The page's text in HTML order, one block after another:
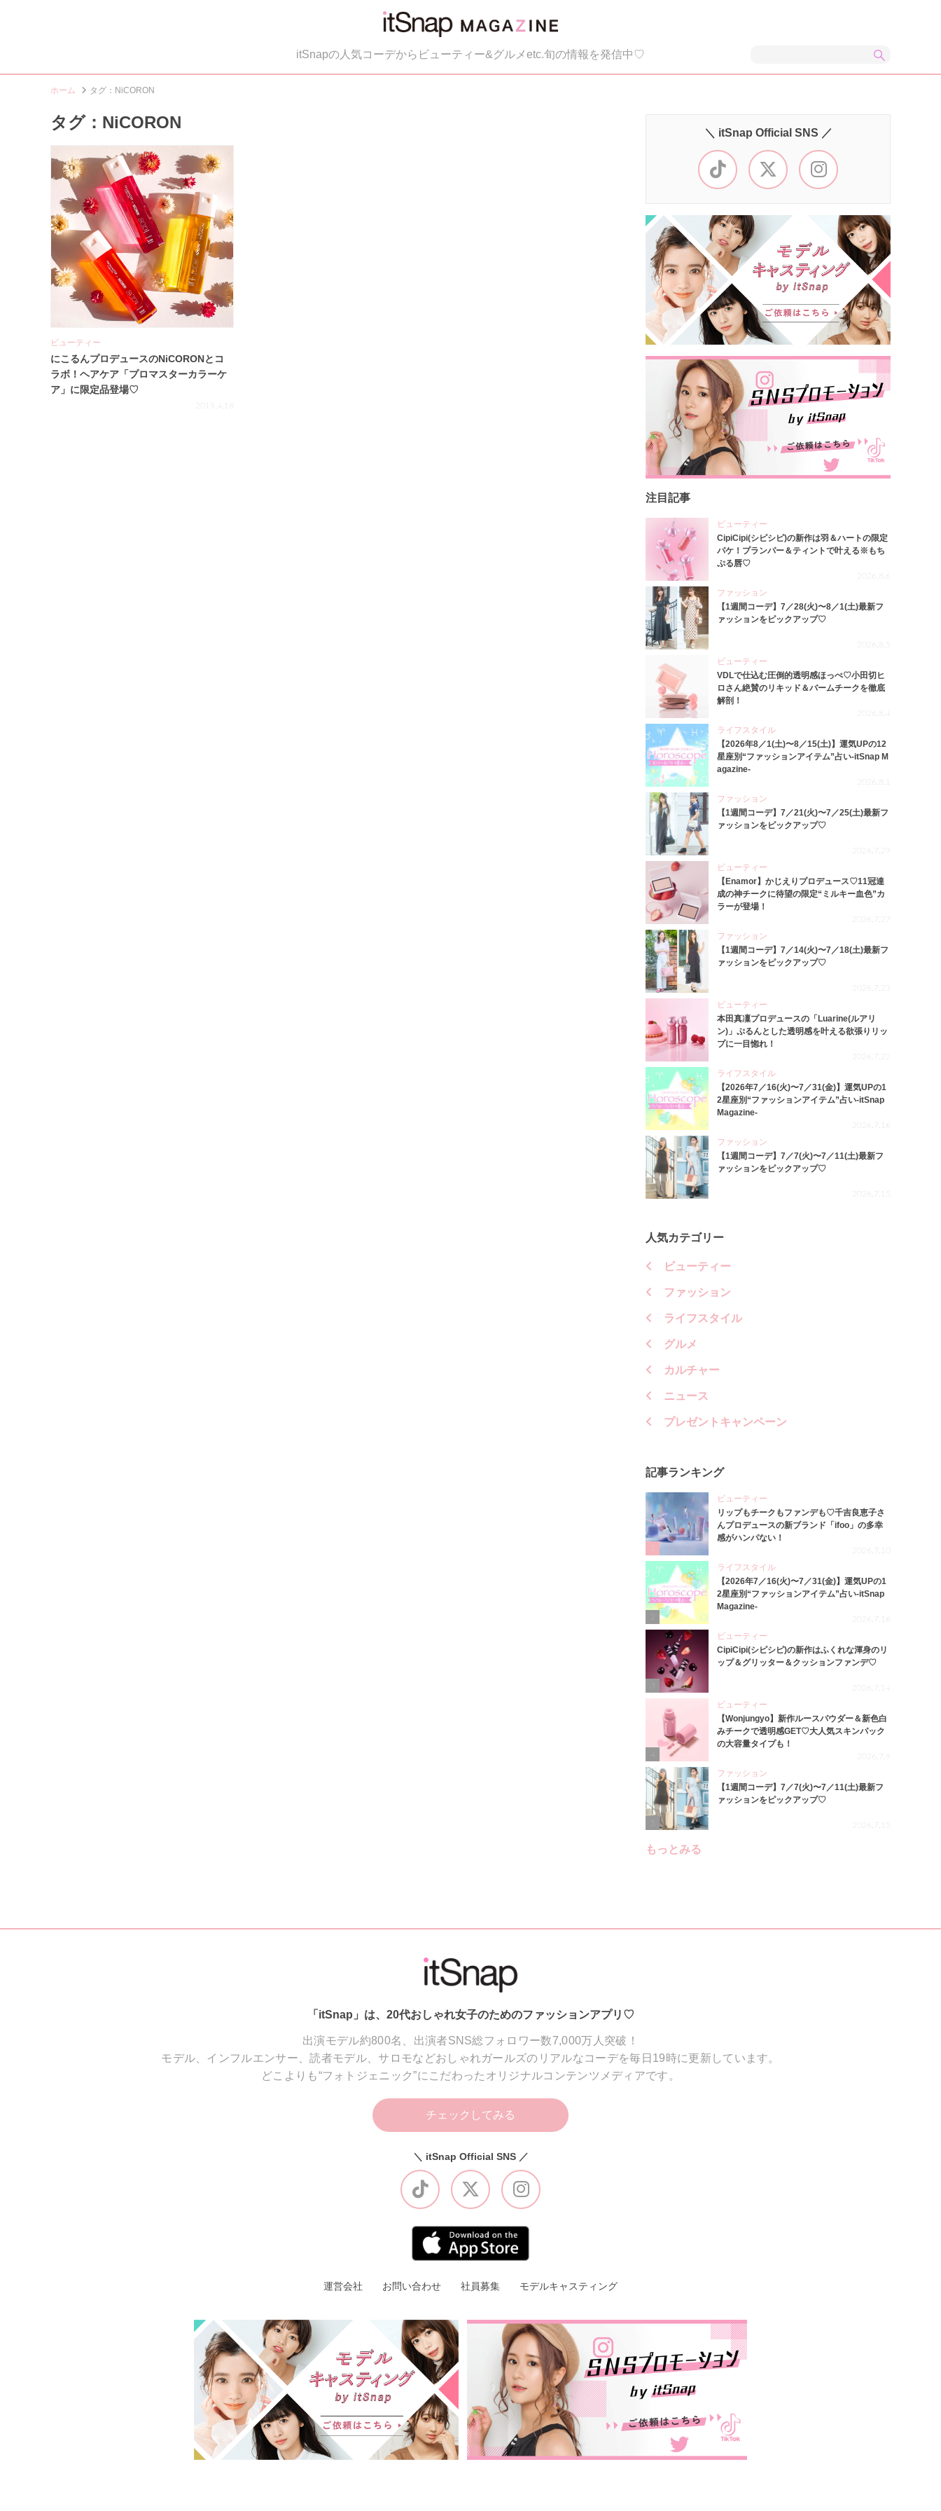
itSnapの人気コーデからビューティー&グルメetc.旬の情報を発信中♡
ホーム タグ：NiCORON
タグ：NiCORON
ビューティー
にこるんプロデュースのNiCORONとコ
ラボ！ヘアケア「プロマスターカラーケ
ア」に限定品登場♡
2019.4.18
＼ itSnap Official SNS ／
注目記事
ビューティー
CipiCipi(シピシピ)の新作は羽＆ハートの限定
パケ！プランパー＆ティントで叶える※もち
ぷる唇♡
2026.8.6
ファッション
【1週間コーデ】7／28(火)〜8／1(土)最新フ
ァッションをピックアップ♡
2026.8.5
ビューティー
VDLで仕込む圧倒的透明感ほっぺ♡小田切ヒ
ロさん絶賛のリキッド＆バームチークを徹底
解剖！
2026.8.4
ライフスタイル
【2026年8／1(土)〜8／15(土)】運気UPの12
星座別“ファッションアイテム”占い-itSnap M
agazine-
2026.8.1
ファッション
【1週間コーデ】7／21(火)〜7／25(土)最新フ
ァッションをピックアップ♡
2026.7.29
ビューティー
【Enamor】かじえりプロデュース♡11冠達
成の神チークに待望の限定“ミルキー血色”カ
ラーが登場！
2026.7.27
ファッション
【1週間コーデ】7／14(火)〜7／18(土)最新フ
ァッションをピックアップ♡
2026.7.23
ビューティー
本田真凜プロデュースの「Luarine(ルアリ
ン)」ぷるんとした透明感を叶える欲張りリッ
プに一目惚れ！
2026.7.22
ライフスタイル
【2026年7／16(火)〜7／31(金)】運気UPの1
2星座別“ファッションアイテム”占い-itSnap
Magazine-
2026.7.16
ファッション
【1週間コーデ】7／7(火)〜7／11(土)最新フ
ァッションをピックアップ♡
2026.7.15
人気カテゴリー
ビューティー
ファッション
ライフスタイル
グルメ
カルチャー
ニュース
プレゼントキャンペーン
記事ランキング
ビューティー
リップもチークもファンデも♡千吉良恵子さ
んプロデュースの新ブランド「ifoo」の多幸
感がハンパない！
2026.7.10
ライフスタイル
【2026年7／16(火)〜7／31(金)】運気UPの1
2星座別“ファッションアイテム”占い-itSnap
Magazine-
2026.7.16
3
ビューティー
CipiCipi(シピシピ)の新作はふくれな渾身のリ
ップ＆グリッター＆クッションファンデ♡
2026.7.14
4
ビューティー
【Wonjungyo】新作ルースパウダー＆新色白
みチークで透明感GET♡大人気スキンパック
の大容量タイプも！
2026.7.9
ファッション
【1週間コーデ】7／7(火)〜7／11(土)最新フ
ァッションをピックアップ♡
2026.7.15
もっとみる
「itSnap」は、20代おしゃれ女子のためのファッションアプリ♡
出演モデル約800名、出演者SNS総フォロワー数7,000万人突破！
モデル、インフルエンサー、読者モデル、サロモなどおしゃれガールズのリアルなコーデを毎日19時に更新しています。
どこよりも“フォトジェニック”にこだわったオリジナルコンテンツメディアです。
チェックしてみる
＼ itSnap Official SNS ／
運営会社 お問い合わせ 社員募集 モデルキャスティング